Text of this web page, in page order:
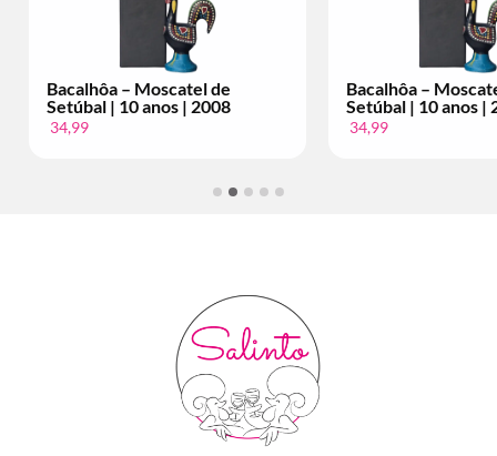
Bacalhôa – Moscatel de
Setúbal | 10 anos | 2008
34,99
Bacalhôa –
Setúbal | 10 anos |
34,99